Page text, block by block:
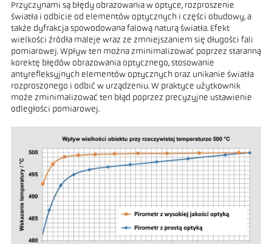
Przyczynami są błędy obrazowania w optyce, rozproszenie
światła i odbicie od elementów optycznych i części obudowy, a
także dyfrakcja spowodowana falową naturą światła. Efekt
wielkości źródła maleje wraz ze zmniejszaniem się długości fali
pomiarowej. Wpływ ten można zminimalizować poprzez staranną
korektę błędów obrazowania optycznego, stosowanie
antyrefleksyjnych elementów optycznych oraz unikanie światła
rozproszonego i odbić w urządzeniu. W praktyce użytkownik
może zminimalizować ten błąd poprzez precyzyjne ustawienie
odległości pomiarowej.